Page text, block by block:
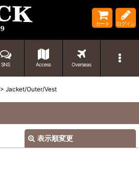
カート ログイン
SNS Access Overseas
> Jacket/Outer/Vest
表示順変更